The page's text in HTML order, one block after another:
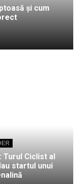
și cum
Turul Ciclist al
startul unui